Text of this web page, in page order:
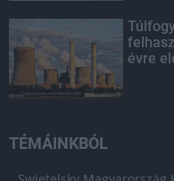
évre
TÉMÁINKBÓL